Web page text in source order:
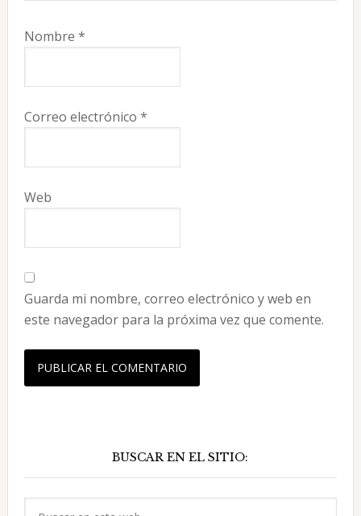
Nombre *
Correo electrónico *
Web
Guarda mi nombre, correo electrónico y web en
este navegador para la próxima vez que comente.
principal
BUSCAR EN EL SITIO: